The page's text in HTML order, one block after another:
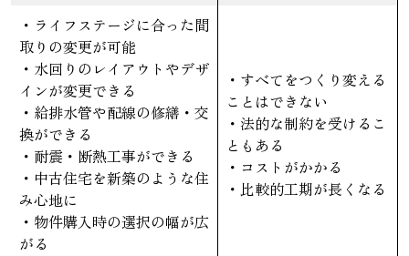
・ライフステージに合った間
取りの変更が可能
・水回りのレイアウトやデザ
インが変更できる
・給排水管や配線の修繕・交
換ができる
・耐震・断熱工事ができる
・中古住宅を新築のような住
み心地に
・物件購入時の選択の幅が広
がる
・すべてをつくり変える
ことはできない
・法的な制約を受けるこ
ともある
・コストがかかる
・比較的工期が長くなる